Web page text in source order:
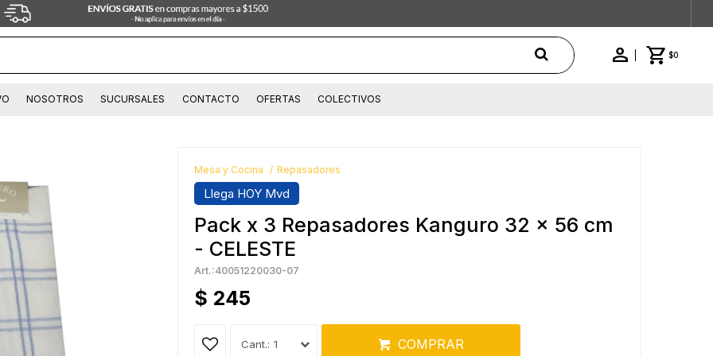
$0
NOSOTROS SUCURSALES CONTACTO OFERTAS COLECTIVOS
Mesa y Cocina Repasadores
Llega HOY Mvd
Pack x 3 Repasadores Kanguro 32 x 56 cm
- CELESTE
40051220030-07
$ 245
1 COMPRAR